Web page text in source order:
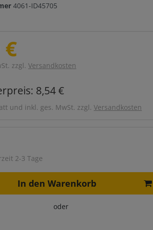
4061-ID45705
€
zzgl. Versandkosten
8,54 €
und inkl. ges. MwSt. zzgl. Versandkosten
2-3 Tage
In den Warenkorb
oder